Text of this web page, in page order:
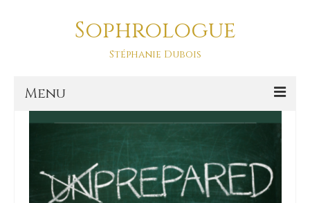
Sophrologue
Stéphanie Dubois
Menu
Prestations
SOPHRO DANSE-ASD